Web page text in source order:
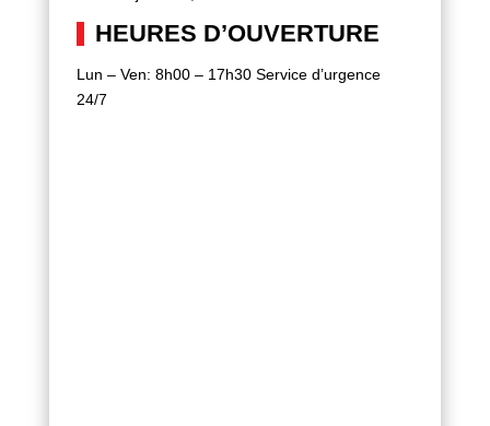
HEURES D’OUVERTURE
Lun – Ven: 8h00 – 17h30 Service d’urgence
24/7